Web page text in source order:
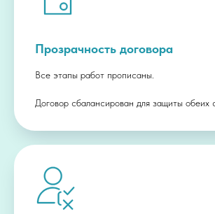
Прозрачность договора
Все этапы работ прописаны.
Договор сбалансирован для защиты обеих